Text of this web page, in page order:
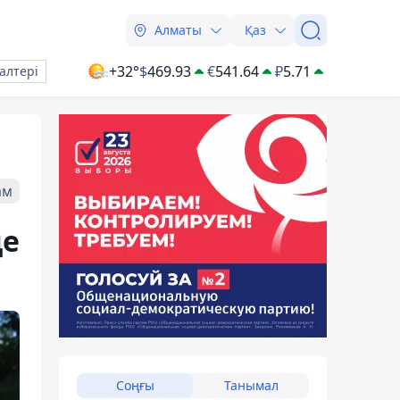
Алматы Қаз
+32°$469.93 €541.64 ₽5.71
Соңғы Танымал